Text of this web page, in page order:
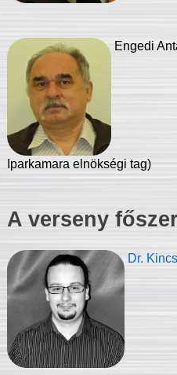
Engedi
Iparkamara elnökségi tag)
A verseny
Dr.